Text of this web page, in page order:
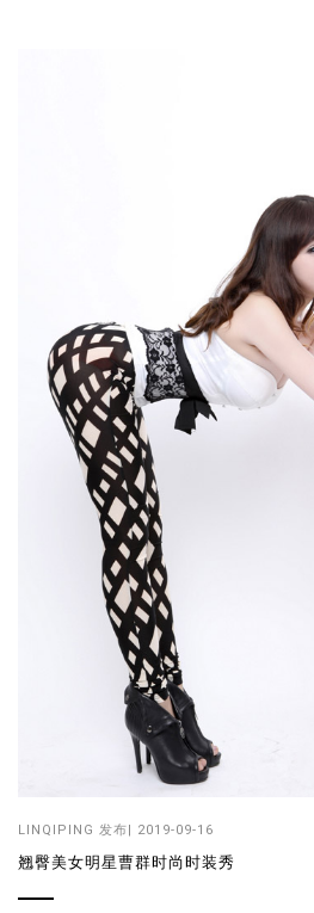
LINQIPING 发布| 2019-09-16
翘臀美女明星曹群时尚时装秀